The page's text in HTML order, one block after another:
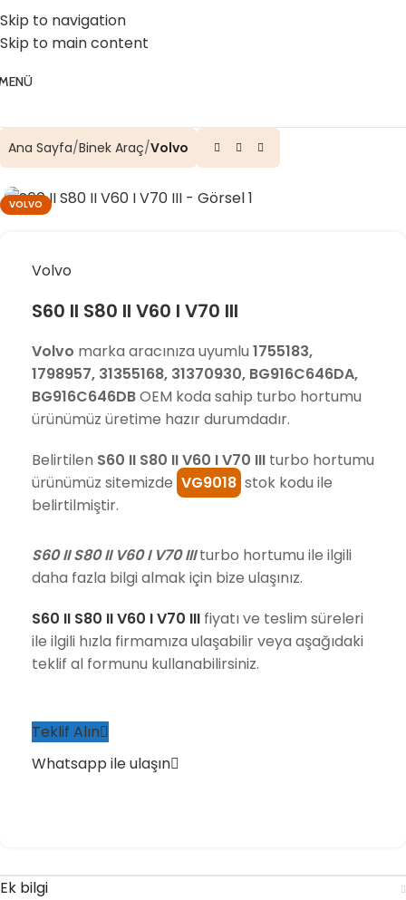
Skip to navigation
Skip to main content
☎️ 0 (224) 504 74 45
Ana Sayfa Binek Araç Volvo
VOLVO
Volvo
S60 II S80 II V60 I V70 III
Volvo marka aracınıza uyumlu 1755183,
1798957, 31355168, 31370930, BG916C646DA,
BG916C646DBOEM koda sahip turbo hortumu
ürünümüz üretime hazır durumdadır.
Belirtilen S60 II S80 II V60 I V70 III turbo hortumu
ürünümüz sitemizde VG9018 stok kodu ile
belirtilmiştir.
S60 II S80 II V60 I V70 IIIturbo hortumu ile ilgili
daha fazla bilgi almak için bize ulaşınız.
S60 II S80 II V60 I V70 III fiyatı ve teslim süreleri
ile ilgili hızla firmamıza ulaşabilir veya aşağıdaki
teklif al formunu kullanabilirsiniz.
Teklif Alın
Whatsapp ile ulaşın
Ek bilgi